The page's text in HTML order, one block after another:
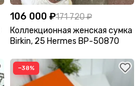
106 000 ₽171 720 ₽
Коллекционная женская сумка
Birkin, 25 Hermes BP-50870
−38%